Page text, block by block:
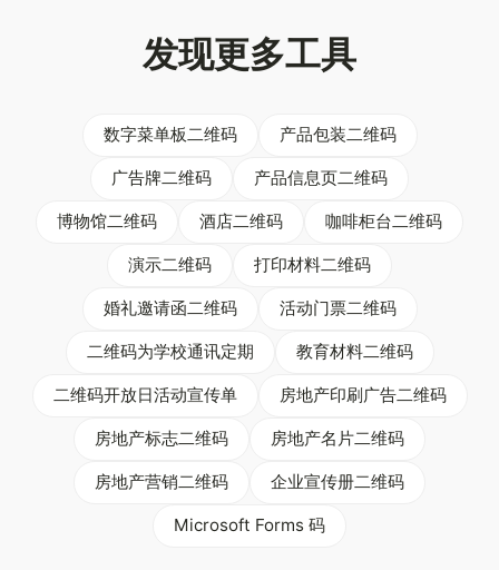
发现更多工具
数字菜单板二维码 产品包装二维码
广告牌二维码 产品信息页二维码
博物馆二维码 酒店二维码 咖啡柜台二维码
演示二维码 打印材料二维码
婚礼邀请函二维码 活动门票二维码
二维码为学校通讯定期 教育材料二维码
二维码开放日活动宣传单 房地产印刷广告二维码
房地产标志二维码 房地产名片二维码
房地产营销二维码 企业宣传册二维码
Microsoft Forms 码